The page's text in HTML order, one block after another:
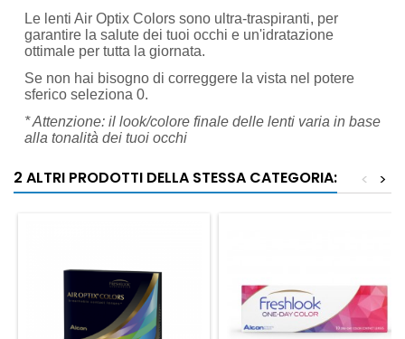
Le lenti Air Optix Colors sono ultra-traspiranti, per
garantire la salute dei tuoi occhi e un'idratazione
ottimale per tutta la giornata.
Se non hai bisogno di correggere la vista nel potere
sferico seleziona 0.
* Attenzione: il look/colore finale delle lenti varia in base
alla tonalità dei tuoi occhi
2 ALTRI PRODOTTI DELLA STESSA CATEGORIA: >
<